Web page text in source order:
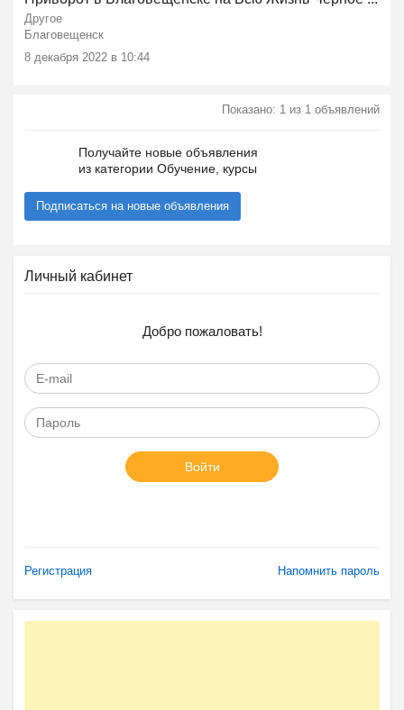
Другое
Благовещенск
8 декабря 2022 в 10:44
Показано: 1 из 1 объявлений
Получайте новые объявления
из категории Обучение, курсы
Подписаться на новые объявления
Личный кабинет
Добро пожаловать!
Войти
Регистрация Напомнить пароль